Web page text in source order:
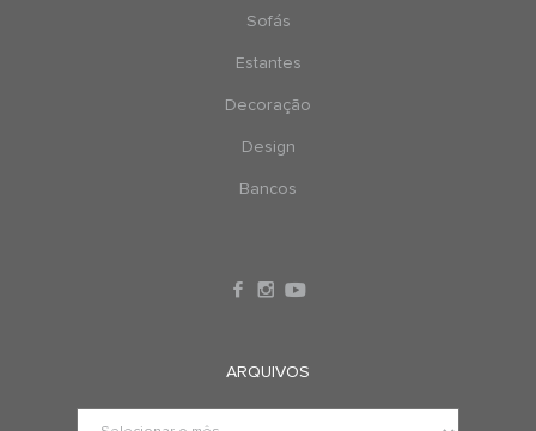
Sofás
Estantes
Decoração
Design
Bancos
ARQUIVOS